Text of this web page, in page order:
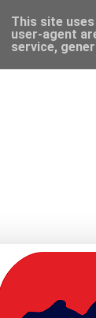
This site
user-agent
service,